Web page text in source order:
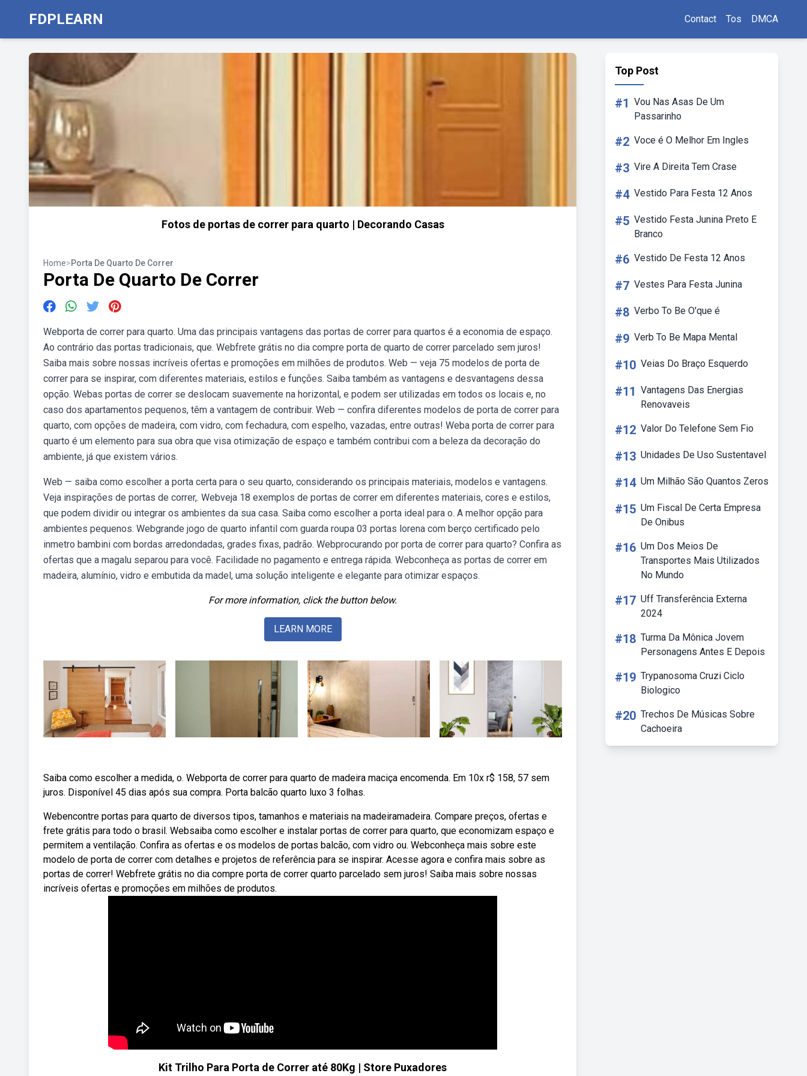
FDPLEARN Contact Tos DMCA
Fotos de portas de correr para quarto | Decorando Casas
Home>Porta De Quarto De Correr
Porta De Quarto De Correr
Webporta de correr para quarto. Uma das principais vantagens das portas de correr para quartos é a economia de espaço.
Ao contrário das portas tradicionais, que. Webfrete grátis no dia compre porta de quarto de correr parcelado sem juros!
Saiba mais sobre nossas incríveis ofertas e promoções em milhões de produtos. Web — veja 75 modelos de porta de
correr para se inspirar, com diferentes materiais, estilos e funções. Saiba também as vantagens e desvantagens dessa
opção. Webas portas de correr se deslocam suavemente na horizontal, e podem ser utilizadas em todos os locais e, no
caso dos apartamentos pequenos, têm a vantagem de contribuir. Web — confira diferentes modelos de porta de correr para
quarto, com opções de madeira, com vidro, com fechadura, com espelho, vazadas, entre outras! Weba porta de correr para
quarto é um elemento para sua obra que visa otimização de espaço e também contribui com a beleza da decoração do
ambiente, já que existem vários.
Web — saiba como escolher a porta certa para o seu quarto, considerando os principais materiais, modelos e vantagens.
Veja inspirações de portas de correr,. Webveja 18 exemplos de portas de correr em diferentes materiais, cores e estilos,
que podem dividir ou integrar os ambientes da sua casa. Saiba como escolher a porta ideal para o. A melhor opção para
ambientes pequenos. Webgrande jogo de quarto infantil com guarda roupa 03 portas lorena com berço certificado pelo
inmetro bambini com bordas arredondadas, grades fixas, padrão. Webprocurando por porta de correr para quarto? Confira as
ofertas que a magalu separou para você. Facilidade no pagamento e entrega rápida. Webconheça as portas de correr em
madeira, alumínio, vidro e embutida da madel, uma solução inteligente e elegante para otimizar espaços.
For more information, click the button below.
LEARN MORE
Saiba como escolher a medida, o. Webporta de correr para quarto de madeira maciça encomenda. Em 10x r$ 158, 57 sem
juros. Disponível 45 dias após sua compra. Porta balcão quarto luxo 3 folhas.
Webencontre portas para quarto de diversos tipos, tamanhos e materiais na madeiramadeira. Compare preços, ofertas e
frete grátis para todo o brasil. Websaiba como escolher e instalar portas de correr para quarto, que economizam espaço e
permitem a ventilação. Confira as ofertas e os modelos de portas balcão, com vidro ou. Webconheça mais sobre este
modelo de porta de correr com detalhes e projetos de referência para se inspirar. Acesse agora e confira mais sobre as
portas de correr! Webfrete grátis no dia compre porta de correr quarto parcelado sem juros! Saiba mais sobre nossas
incríveis ofertas e promoções em milhões de produtos.
Kit Trilho Para Porta de Correr até 80Kg | Store Puxadores
Top Post
#1 Vou Nas Asas De Um
Passarinho
#2 Voce é O Melhor Em Ingles
#3 Vire A Direita Tem Crase
#4 Vestido Para Festa 12 Anos
#5 Vestido Festa Junina Preto E
Branco
#6 Vestido De Festa 12 Anos
#7 Vestes Para Festa Junina
#8 Verbo To Be O'que é
#9 Verb To Be Mapa Mental
#10 Veias Do Braço Esquerdo
#11 Vantagens Das Energias
Renovaveis
#12 Valor Do Telefone Sem Fio
#13 Unidades De Uso Sustentavel
#14 Um Milhão São Quantos Zeros
#15 Um Fiscal De Certa Empresa
De Onibus
#16 Um Dos Meios De
Transportes Mais Utilizados
No Mundo
#17 Uff Transferência Externa
2024
#18 Turma Da Mônica Jovem
Personagens Antes E Depois
#19 Trypanosoma Cruzi Ciclo
Biologico
#20 Trechos De Músicas Sobre
Cachoeira